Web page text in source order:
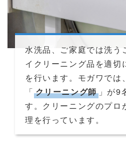
水洗品、ご家庭では洗う
イクリーニング品を適切
を行います。モガワでは
「 クリーニング師」が9
す。クリーニングのプロ
理を行っています。